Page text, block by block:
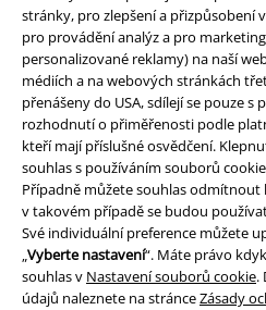
stránky, pro zlepšení a přizpůsobení
pro provádění analýz a pro
personalizované reklamy) na naší
médiích a na webových stránkách
přenášeny do USA, sdílejí se pouze
rozhodnutí o přiměřenosti podle
kteří mají příslušné osvědčení.
souhlas s používáním souborů
Případně můžete souhlas odmítnout
v takovém případě se budou
Své individuální preference můžete
„Vyberte nastavení“. Máte právo
souhlas v Nastavení souborů cookie.
údajů naleznete na stránceZásady
Náš zákaznický servis je
Znovu dostupné: Pondělí od 09:00
Zahájit chat
Zákaznícky servis
Pomoc / FAQ